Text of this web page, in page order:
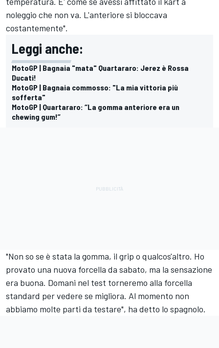
noleggio che non va. L'anteriore si bloccava
costantemente".
Leggi anche:
MotoGP | Bagnaia "mata" Quartararo: Jerez è Rossa
Ducati!
MotoGP | Bagnaia commosso: "La mia vittoria più
sofferta"
MotoGP | Quartararo: “La gomma anteriore era un
chewing gum!”
"Non so se è stata la gomma, il grip o qualcos'altro. Ho
provato una nuova forcella da sabato, ma la sensazione
era buona. Domani nel test torneremo alla forcella
standard per vedere se migliora. Al momento non
abbiamo molte parti da testare", ha detto lo spagnolo.